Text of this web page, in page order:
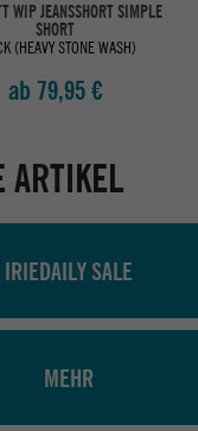
WIP JEANSSHORT SIMPLE
SHORT
(HEAVY STONE WASH)
ab 79,95 €
ARTIKEL
IRIEDAILY SALE
MEHR